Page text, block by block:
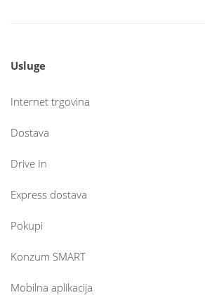
Usluge
Internet trgovina
Dostava
Drive In
Express dostava
Pokupi
Konzum SMART
Mobilna aplikacija